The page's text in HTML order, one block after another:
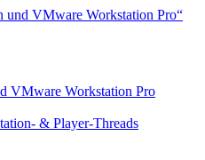
und VMware Workstation Pro“
VMware Workstation Pro
& Player-Threads